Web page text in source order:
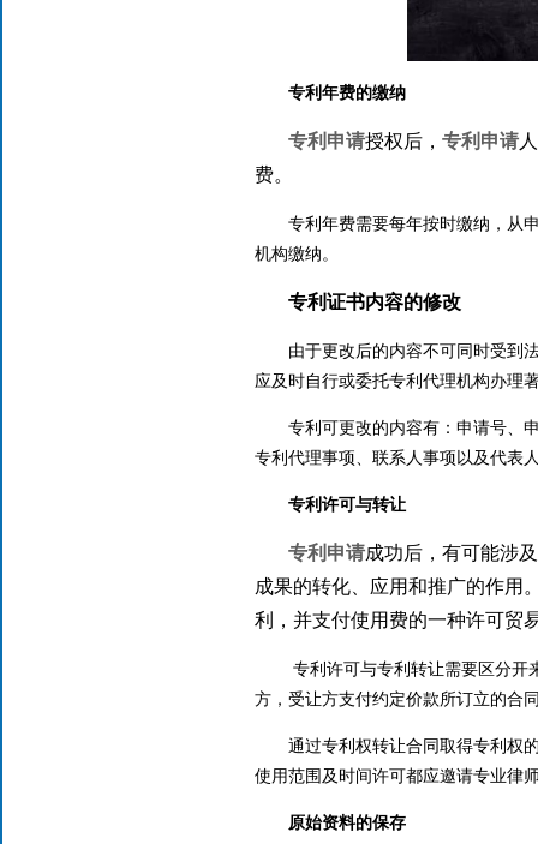
专利年费的缴纳
专利申请授权后， 专利申请
费。
专利年费需要每年按时缴纳，从
机构缴纳。
专利证书内容的修改
由于更改后的内容不可同时受到
应及时自行或委托专利代理机构办理
专利可更改的内容有：申请号、
专利代理事项、联系人事项以及代表
专利许可与转让
专利申请成功后，有可能涉
成果的转化、应用和推广的作用
利，并支付使用费的一种许可贸
专利许可与专利转让需要区分开
方，受让方支付约定价款所订立的合
通过专利权转让合同取得专利权
使用范围及时间许可都应邀请专业律
原始资料的保存